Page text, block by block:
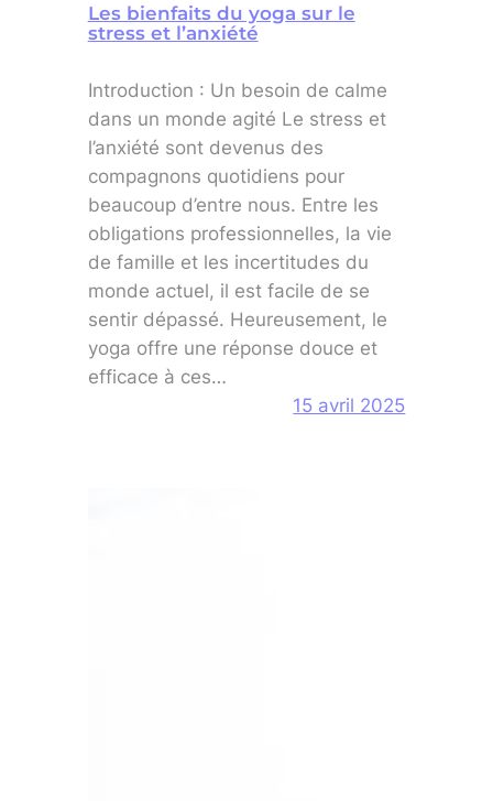
Les bienfaits du yoga sur le
stress et l’anxiété
Introduction : Un besoin de calme
dans un monde agité Le stress et
l’anxiété sont devenus des
compagnons quotidiens pour
beaucoup d’entre nous. Entre les
obligations professionnelles, la vie
de famille et les incertitudes du
monde actuel, il est facile de se
sentir dépassé. Heureusement, le
yoga offre une réponse douce et
efficace à ces…
15 avril 2025